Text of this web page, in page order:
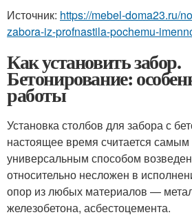
Источник: https://mebel-doma23.ru/
zabora-iz-profnastila-pochemu-
Как установить забор.
Бетонирование:
работы
Установка столбов для забора с
настоящее время считается
универсальным способом
относительно несложен в
опор из любых материалов —
железобетона, асбестоцемента.